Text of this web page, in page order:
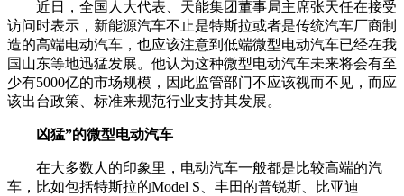
近日，全国人大代表、天能集团董事局主席张天任在接受
访问时表示，新能源汽车不止是特斯拉或者是传统汽车厂商制
造的高端电动汽车，也应该注意到低端微型电动汽车已经在我
国山东等地迅猛发展。他认为这种微型电动汽车未来将会有至
少有5000亿的市场规模，因此监管部门不应该视而不见，而应
该出台政策、标准来规范行业支持其发展。
凶猛”的微型电动汽车
在大多数人的印象里，电动汽车一般都是比较高端的汽
车，比如包括特斯拉的Model S、丰田的普锐斯、比亚迪